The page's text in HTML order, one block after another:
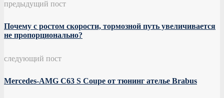
предыдущий пост
Почему с ростом скорости, тормозной путь увеличивается
не пропорционально?
следующий пост
Mercedes-AMG C63 S Coupe от тюнинг ателье Brabus